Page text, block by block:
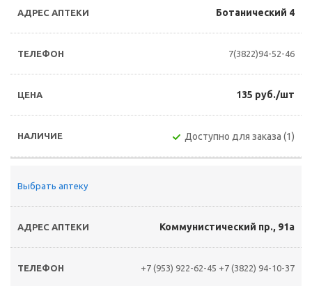
Ботанический 4
7(3822)94-52-46
135 руб./шт
Доступно для заказа (1)
Выбрать аптеку
Коммунистический пр., 91а
+7 (953) 922-62-45 +7 (3822) 94-10-37